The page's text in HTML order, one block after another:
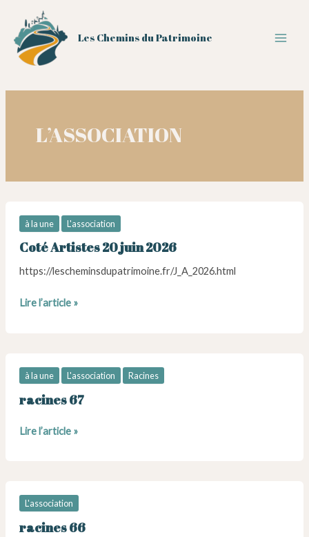
contenu
Les Chemins du Patrimoine
L’ASSOCIATION
à la une L'association
Coté Artistes 20 juin 2026
https://lescheminsdupatrimoine.fr/J_A_2026.html
Coté
2026
Lire l’article »
à la une L'association Racines
racines 67
racines
Lire l’article »
L'association
racines 66